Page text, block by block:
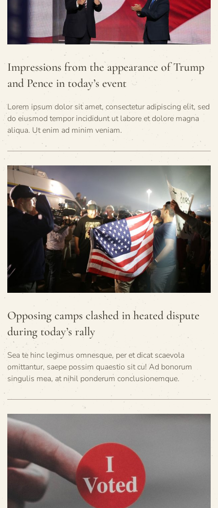
Impressions from the appearance of Trump
and Pence in today’s event
Lorem ipsum dolor sit amet, consectetur adipiscing elit, sed
do eiusmod tempor incididunt ut labore et dolore magna
aliqua. Ut enim ad minim veniam.
Opposing camps clashed in heated dispute
during today’s rally
Sea te hinc legimus omnesque, per et dicat scaevola
omittantur, saepe possim quaestio sit cu! Ad bonorum
singulis mea, at nihil ponderum conclusionemque.